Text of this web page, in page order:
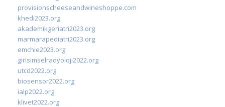
provisionscheeseandwineshoppe.com
khedi2023.org
akademikgeriatri2023.org
marmarapediatri2023.org
emchie2023.org
girisimselradyoloji2022.org
utcd2022.org
biosensor2022.org
ialp2022.org
klivet2022.org